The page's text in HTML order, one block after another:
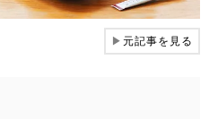
▶元記事を見る